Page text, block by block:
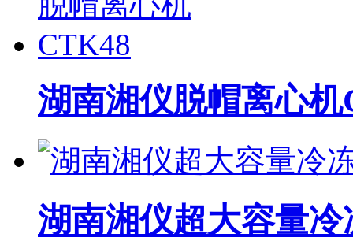
湖南湘仪脱帽离心
湖南湘仪超大容量